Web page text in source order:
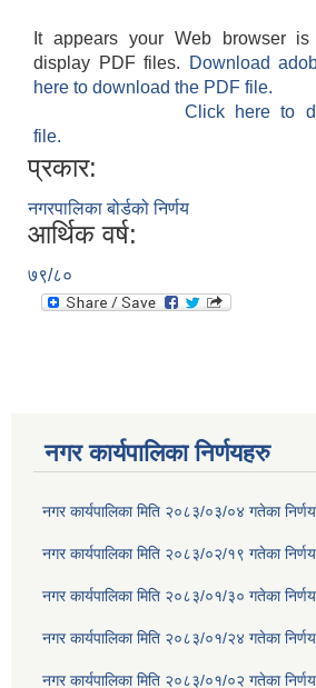
It appears your Web browser
display PDF files.
Download
here to download the PDF file.
Click here to
file.
प्रकार:
नगरपालिका बोर्डको निर्णय
आर्थिक वर्ष:
७९/८०
नगर कार्यपालिका निर्णयहरु
नगर कार्यपालिका मिति २०८३/०३/०४ गतेका
नगर कार्यपालिका मिति २०८३/०२/१९ गतेका
नगर कार्यपालिका मिति २०८३/०१/३० गतेका
नगर कार्यपालिका मिति २०८३/०१/२४ गतेका
नगर कार्यपालिका मिति २०८३/०१/०२ गतेका